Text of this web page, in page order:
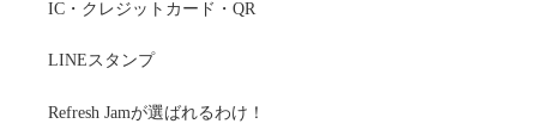
IC・クレジットカード・QR
LINEスタンプ
Refresh Jamが選ばれるわけ！